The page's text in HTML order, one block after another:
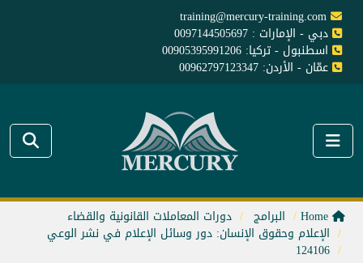
training@mercury-training.com
دبي - الإمارات : 0097144505697
اسطنبول - تركيا: 00905395991206
عمّان - الأردن: 00962797123347
البرامج دورات المعاملات القانونية والقضاء
الإعلام وحقوق الإنسان: دور وسائل الإعلام في نشر الوعي
124106